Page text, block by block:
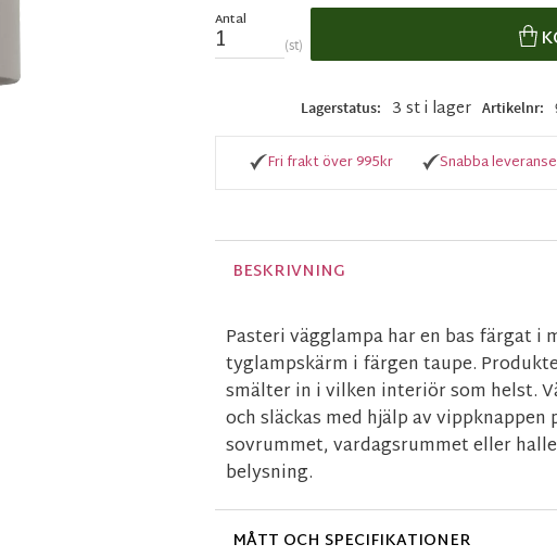
Antal
st
Lagerstatus 3 st i lager Artikelnr
Fri frakt över 995kr Snabba
BESKRIVNING
Pasteri vägglampa har en bas färgat i
tyglampskärm i färgen taupe.
smälter in i vilken interiör som helst.
och släckas med hjälp av vippknappen
sovrummet, vardagsrummet eller
belysning.
MÅTT OCH SPECIFIKATIONER